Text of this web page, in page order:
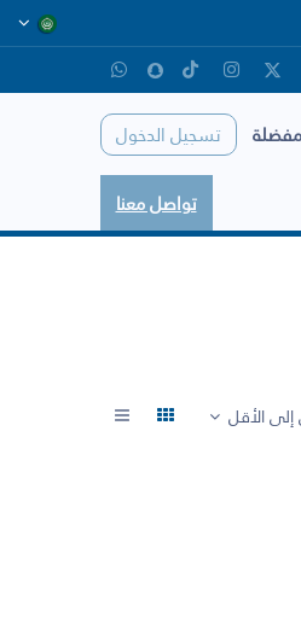
تسجيل الدخول
تواصل معنا
الأقل